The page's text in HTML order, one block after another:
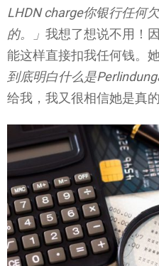
LHDN charge你银行任何
的。」 我想了想说不用！
能这样直接扣我任何钱。
到底明白什么是
给我，我又很相信她是真